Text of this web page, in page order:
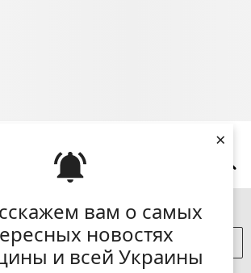
вам о самых
новостях
и всей Украины
×
- 20.06.25
+ Додати подію